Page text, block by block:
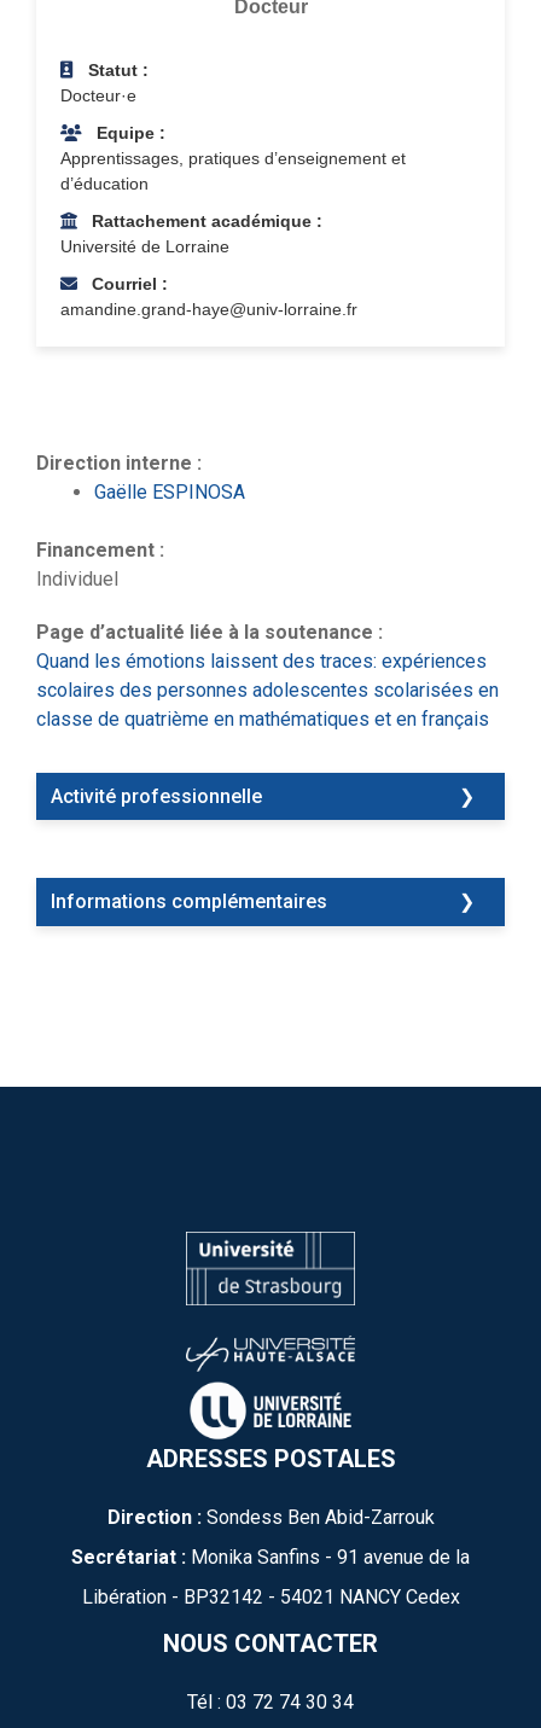
Docteur
Statut :
Docteur·e
Equipe :
Apprentissages, pratiques d’enseignement et
d’éducation
Rattachement académique :
Université de Lorraine
Courriel :
amandine.grand-haye@univ-lorraine.fr
Direction interne :
Gaëlle ESPINOSA
Financement :
Individuel
Page d’actualité liée à la soutenance :
Quand les émotions laissent des traces: expériences
scolaires des personnes adolescentes scolarisées en
classe de quatrième en mathématiques et en français
Activité professionnelle
Informations complémentaires
ADRESSES POSTALES
Direction :Sondess Ben Abid-Zarrouk
Secrétariat : Monika Sanfins - 91 avenue de la
Libération - BP32142 - 54021 NANCY Cedex
NOUS CONTACTER
Tél : 03 72 74 30 34